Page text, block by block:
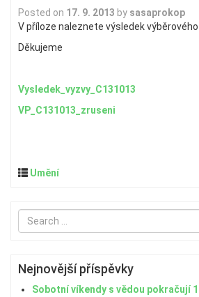
Posted on 17. 9. 2013 by sasaprokop
V příloze naleznete výsledek výběrového
Děkujeme
Vysledek_vyzvy_C131013
VP_C131013_zruseni
Umění
Search
for
Nejnovější příspěvky
Sobotní víkendy s vědou pokračují